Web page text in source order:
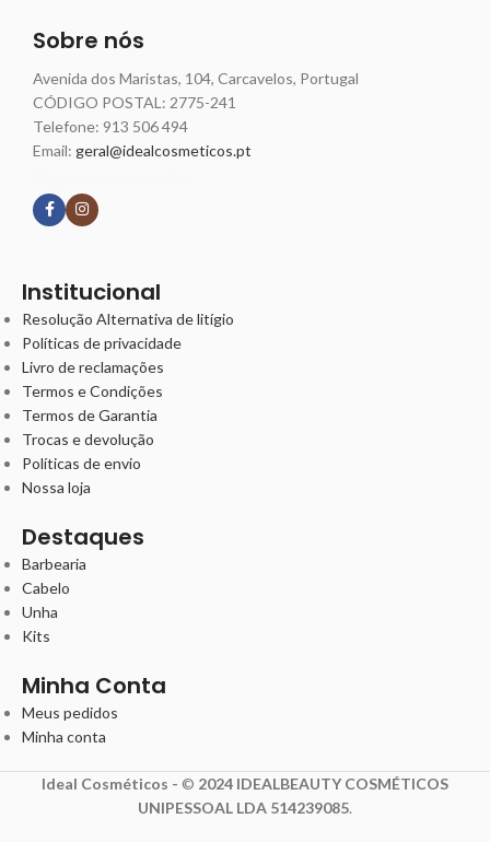
Sobre nós
Avenida dos Maristas, 104, Carcavelos, Portugal
CÓDIGO POSTAL: 2775-241
Telefone: 913 506 494
Email: geral@idealcosmeticos.pt
Institucional
Resolução Alternativa de litígio
Políticas de privacidade
Livro de reclamações
Termos e Condições
Termos de Garantia
Trocas e devolução
Políticas de envio
Nossa loja
Destaques
Barbearia
Cabelo
Unha
Kits
Minha Conta
Meus pedidos
Minha conta
Ideal Cosméticos - © 2024 IDEALBEAUTY COSMÉTICOS
UNIPESSOAL LDA 514239085.